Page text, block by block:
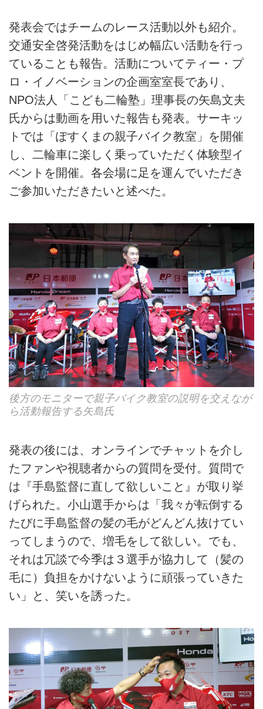
発表会ではチームのレース活動以外も紹介。
交通安全啓発活動をはじめ幅広い活動を行っ
ていることも報告。活動についてティー・プ
ロ・イノベーションの企画室室長であり、
NPO法人「こども二輪塾」理事長の矢島文夫
氏からは動画を用いた報告も発表。サーキッ
トでは「ぽすくまの親子バイク教室」を開催
し、二輪車に楽しく乗っていただく体験型イ
ベントを開催。各会場に足を運んでいただき
ご参加いただきたいと述べた。
後方のモニターで親子バイク教室の説明を交えなが
ら活動報告する矢島氏
発表の後には、オンラインでチャットを介し
たファンや視聴者からの質問を受付。質問で
は『手島監督に直して欲しいこと』が取り挙
げられた。小山選手からは「我々が転倒する
たびに手島監督の髪の毛がどんどん抜けてい
ってしまうので、増毛をして欲しい。でも、
それは冗談で今季は３選手が協力して（髪の
毛に）負担をかけないように頑張っていきた
い」と、笑いを誘った。